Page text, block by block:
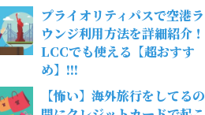
プライオリティパスで空港ラ
ウンジ利用方法を詳細紹介！
LCCでも使える【超おすす
め】!!!
【怖い】海外旅行をしてるの